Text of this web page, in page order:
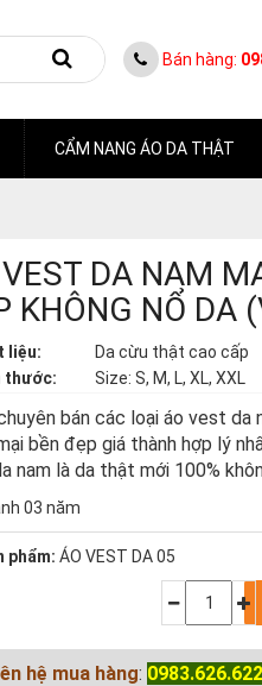
Bán hàng:
CẨM NANG ÁO DA THẬT
DA NAM
KHÔNG NỔ DA
liệu:
Da cừu thật cao cấp
thước:
Size: S, M, L, XL, XXL
bán các loại áo vest
bền đẹp giá thành hợp lý
nam là da thật mới 100%
03 năm
phẩm:ÁO VEST DA 05
hệ mua hàng: 0983.626.622